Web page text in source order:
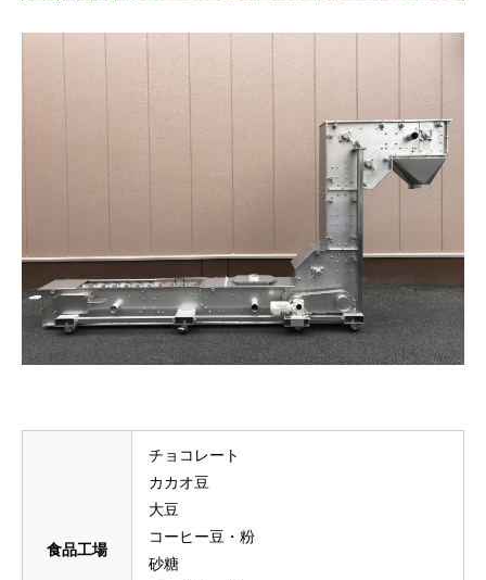
食品工場
チョコレート
カカオ豆
大豆
コーヒー豆・粉
砂糖